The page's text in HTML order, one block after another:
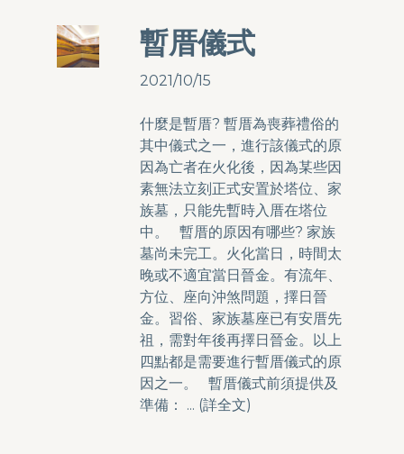
暫厝儀式
2021/10/15
什麼是暫厝? 暫厝為喪葬禮俗的
其中儀式之一，進行該儀式的原
因為亡者在火化後，因為某些因
素無法立刻正式安置於塔位、家
族墓，只能先暫時入厝在塔位
中。 暫厝的原因有哪些? 家族
墓尚未完工。火化當日，時間太
晚或不適宜當日晉金。有流年、
方位、座向沖煞問題，擇日晉
金。習俗、家族墓座已有安厝先
祖，需對年後再擇日晉金。以上
四點都是需要進行暫厝儀式的原
因之一。 暫厝儀式前須提供及
準備： ... (詳全文)